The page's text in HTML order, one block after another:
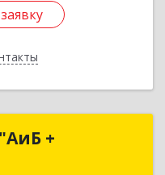
+
"АиБ +